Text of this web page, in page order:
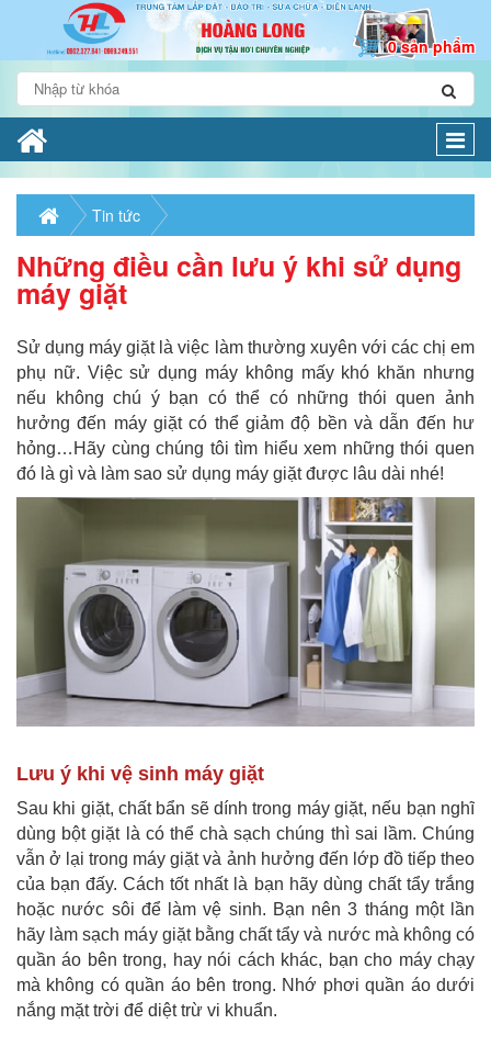
0 sản phẩm
Tin tức
Những điều cần lưu ý khi sử dụng
máy giặt
Sử dụng máy giặt là việc làm thường xuyên với các chị em
phụ nữ. Việc sử dụng máy không mấy khó khăn nhưng
nếu không chú ý bạn có thể có những thói quen ảnh
hưởng đến máy giặt có thể giảm độ bền và dẫn đến hư
hỏng…Hãy cùng chúng tôi tìm hiểu xem những thói quen
đó là gì và làm sao sử dụng máy giặt được lâu dài nhé!
Lưu ý khi vệ sinh máy giặt
Sau khi giặt, chất bẩn sẽ dính trong máy giặt, nếu bạn nghĩ
dùng bột giặt là có thể chà sạch chúng thì sai lầm. Chúng
vẫn ở lại trong máy giặt và ảnh hưởng đến lớp đồ tiếp theo
của bạn đấy. Cách tốt nhất là bạn hãy dùng chất tẩy trắng
hoặc nước sôi để làm vệ sinh. Bạn nên 3 tháng một lần
hãy làm sạch máy giặt bằng chất tẩy và nước mà không có
quần áo bên trong, hay nói cách khác, bạn cho máy chạy
mà không có quần áo bên trong. Nhớ phơi quần áo dưới
nắng mặt trời để diệt trừ vi khuẩn.